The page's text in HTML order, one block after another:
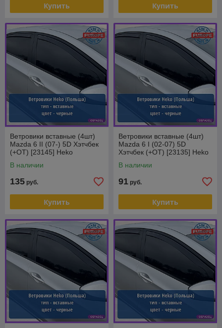
Купить Купить
Ветровики вставные (4шт)
Mazda 6 II (07-) 5D Хэтчбек
(+OT) [23145] Heko
В наличии
135 руб.
Купить
Ветровики вставные (4шт)
Mazda 6 I (02-07) 5D
Хэтчбек (+OT) [23135] Heko
В наличии
91 руб.
Купить